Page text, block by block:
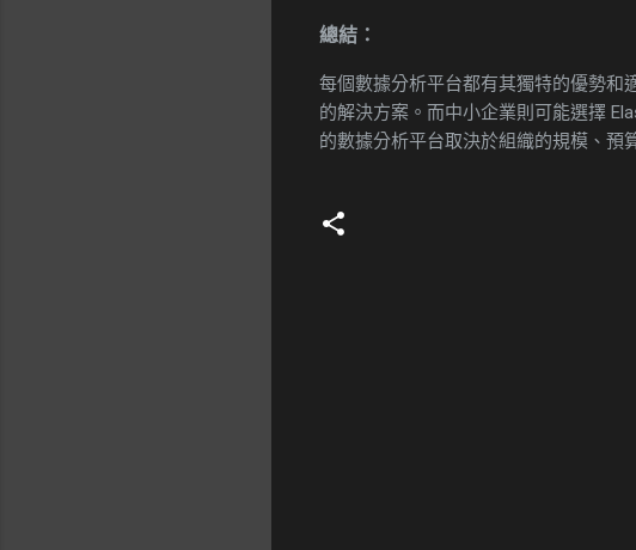
總結：
每個數據分析平台都有其獨特的優勢和
的解決方案。而中小企業則可能選擇
的數據分析平台取決於組織的規模、預